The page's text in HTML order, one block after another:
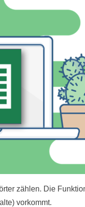
zählen. Die
vorkommt.